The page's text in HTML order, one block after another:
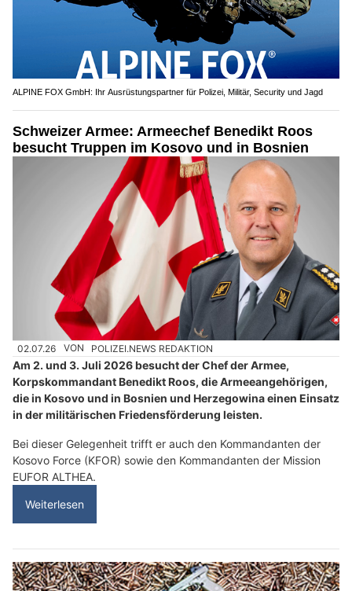
ALPINE FOX GmbH: Ihr Ausrüstungspartner für Polizei, Militär, Security und Jagd
Schweizer Armee: Armeechef Benedikt Roos
besucht Truppen im Kosovo und in Bosnien
02.07.26 VON POLIZEI.NEWS REDAKTION
Am 2. und 3. Juli 2026 besucht der Chef der Armee,
Korpskommandant Benedikt Roos, die Armeeangehörigen,
die in Kosovo und in Bosnien und Herzegowina einen Einsatz
in der militärischen Friedensförderung leisten.
Bei dieser Gelegenheit trifft er auch den Kommandanten der
Kosovo Force (KFOR) sowie den Kommandanten der Mission
EUFOR ALTHEA.
Weiterlesen